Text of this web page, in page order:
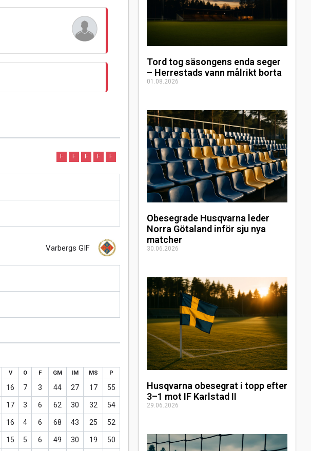
Tord tog säsongens enda seger
– Herrestads vann målrikt borta
01.08.2026
Obesegrade Husqvarna leder
Norra Götaland inför sju nya
matcher
30.06.2026
Husqvarna obesegrat i topp efter
3–1 mot IF Karlstad II
29.06.2026
F F F F F
Varbergs GIF
V O F GM IM MS P
16 7 3 44 27 17 55
17 3 6 62 30 32 54
16 4 6 68 43 25 52
15 5 6 49 30 19 50